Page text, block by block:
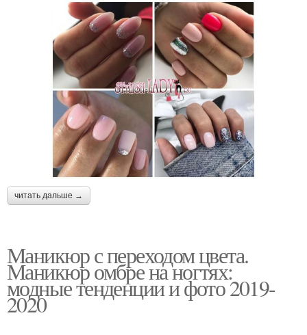
читать дальше →
Маникюр с переходом цвета.
Маникюр омбре на ногтях:
модные тенденции и фото 2019-
2020